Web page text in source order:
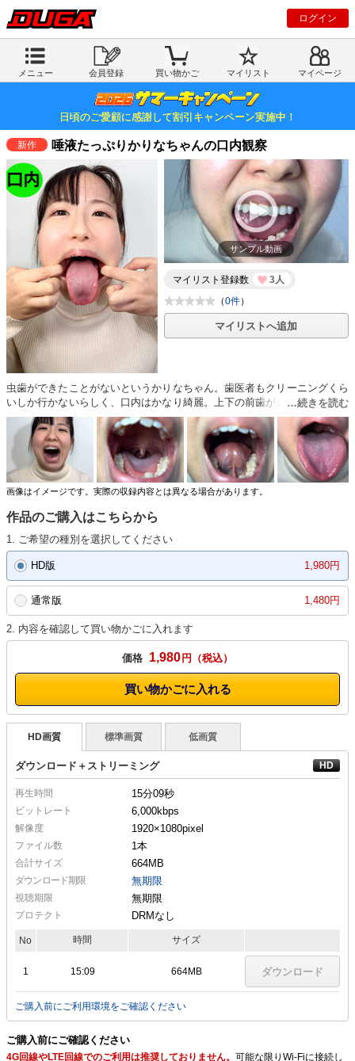
ログイン
メニュー 会員登録 買い物かご マイリスト マイページ
日頃のご愛顧に感謝して割引キャンペーン実施中！
新作 唾液たっぷりかりなちゃんの口内観察
サンプル動画
マイリスト登録数
3人
（0件）
マイリストへ追加
虫歯ができたことがないというかりなちゃん。歯医者もクリーニングくら
いしか行かないらしく、口内はかなり綺麗。上下の前歯がガタガタしてる
のも逆にリアルで、ちゃんとケアされてる感じがしてすごく魅力的。口を
動かしていると唾液が溜まりやすいみたいで、ドロドロ…っと垂らしなが
ら「唾液溜まりやすい…」って。そのまま口を開けて口内をしっかり見せ
てくれる従順さがたまらない。
画像はイメージです。実際の収録内容とは異なる場合があります。
作品のご購入はこちらから
1. ご希望の種別を選択してください
HD版 1,980円
通常版 1,480円
2. 内容を確認して買い物かごに入れます
価格 1,980 円
買い物かごに入れる
HD画質 標準画質 低画質
ダウンロード＋ストリーミング
再生時間 15分09秒
ビットレート 6,000kbps
解像度 1920×1080pixel
ファイル数 1本
合計サイズ 664MB
ダウンロード期限 無期限
視聴期限 無期限
プロテクト DRMなし
No 時間 サイズ
1 15:09 664MB ダウンロード
ご購入前にご利用環境をご確認ください
ご購入前にご確認ください
4G回線やLTE回線でのご利用は推奨しておりません。 可能な限りWi-Fiに接続し